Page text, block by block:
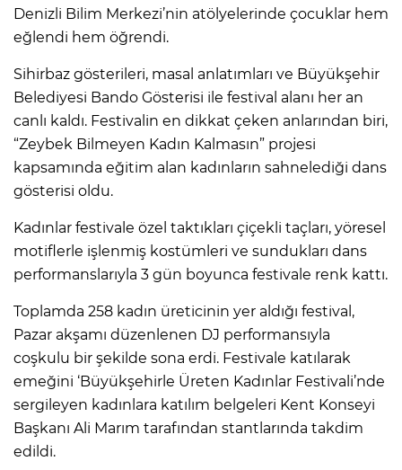
Denizli Bilim Merkezi’nin atölyelerinde çocuklar hem
eğlendi hem öğrendi.
Sihirbaz gösterileri, masal anlatımları ve Büyükşehir
Belediyesi Bando Gösterisi ile festival alanı her an
canlı kaldı. Festivalin en dikkat çeken anlarından biri,
“Zeybek Bilmeyen Kadın Kalmasın” projesi
kapsamında eğitim alan kadınların sahnelediği dans
gösterisi oldu.
Kadınlar festivale özel taktıkları çiçekli taçları, yöresel
motiflerle işlenmiş kostümleri ve sundukları dans
performanslarıyla 3 gün boyunca festivale renk kattı.
Toplamda 258 kadın üreticinin yer aldığı festival,
Pazar akşamı düzenlenen DJ performansıyla
coşkulu bir şekilde sona erdi. Festivale katılarak
emeğini ‘Büyükşehirle Üreten Kadınlar Festivali’nde
sergileyen kadınlara katılım belgeleri Kent Konseyi
Başkanı Ali Marım tarafından stantlarında takdim
edildi.